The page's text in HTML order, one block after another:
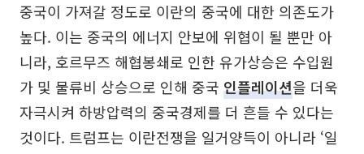
중국이 가져갈 정도로 이란의 중국에 대한 의존도가
높다. 이는 중국의 에너지 안보에 위협이 될 뿐만 아
니라, 호르무즈 해협봉쇄로 인한 유가상승은 수입원
가 및 물류비 상승으로 인해 중국 인플레이션을 더욱
자극시켜 하방압력의 중국경제를 더 흔들 수 있다는
것이다. 트럼프는 이란전쟁을 일거양득이 아니라 ‘일